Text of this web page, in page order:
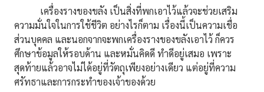
เครื่องรางของขลัง เป็นสิ่งที่พกเอาไว้แล้วจะช่วยเสริม
ความมั่นใจในการใช้ชีวิต อย่างไรก็ตาม เรื่องนี้เป็นความเชื่อ
ส่วนบุคคล และนอกจากจะพกเครื่องรางของขลังเอาไว้ ก็ควร
ศึกษาข้อมูลให้รอบด้าน และหมั่นคิดดี ทำดีอยู่เสมอ เพราะ
สุดท้ายแล้วอาจไม่ได้อยู่ที่วัตถุเพียงอย่างเดียว แต่อยู่ที่ความ
ศรัทธาและการกระทำของเจ้าของด้วย